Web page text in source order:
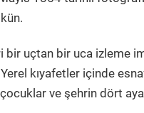
uçtan bir uca izleme
kıyafetler içinde
çocuklar ve şehrin dört